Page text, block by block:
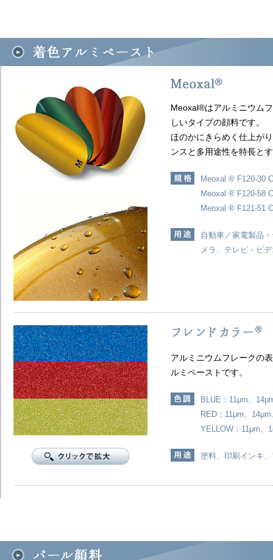
Meoxal®はアルミニウム
しいタイプの顔料です。
ほのかにきらめく仕上が
ンスと多用途性を特長と
Meoxal ® F120-30
Meoxal ® F120-58
Meoxal ® F121-51
自動車／家電製品
メラ、テレビ・ビ
アルミニウムフレークの
ルミペーストです。
BLUE：11μm、
RED：11μm、
YELLOW：11μm、
塗料、印刷インキ